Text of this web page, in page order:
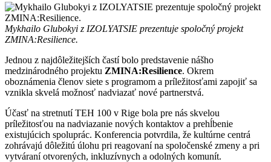
Mykhailo Glubokyi z IZOLYATSIE prezentuje spoločný projekt
ZMINA:Resilience.
Jednou z najdôležitejších častí bolo predstavenie nášho
medzinárodného projektu ZMINA:Resilience. Okrem
oboznámenia členov siete s programom a príležitosťami zapojiť sa
vznikla skvelá možnosť nadviazať nové partnerstvá.
Účasť na stretnutí TEH 100 v Rige bola pre nás skvelou
príležitosťou na nadviazanie nových kontaktov a prehĺbenie
existujúcich spoluprác. Konferencia potvrdila, že kultúrne centrá
zohrávajú dôležitú úlohu pri reagovaní na spoločenské zmeny a pri
vytváraní otvorených, inkluzívnych a odolných komunít.